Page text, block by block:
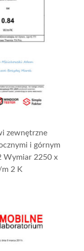
zewnętrzne
i górnym
Wymiar 2250 x
2 K